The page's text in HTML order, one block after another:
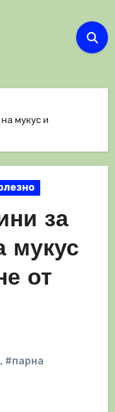
мукус и
за
мукус
от
, #парна